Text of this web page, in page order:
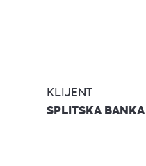
KLIJENT
SPLITSKA BANKA